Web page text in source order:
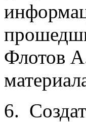
Флотов
6.